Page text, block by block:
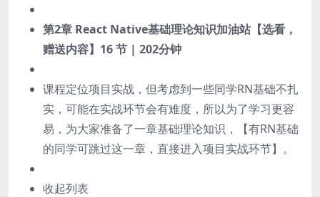
第2章 React Native基础理论知识加油站【选看，
赠送内容】 16 节 | 202分钟
课程定位项目实战，但考虑到一些同学RN基础不扎
实，可能在实战环节会有难度，所以为了学习更容
易，为大家准备了一章基础理论知识，【有RN基础
的同学可跳过这一章，直接进入项目实战环节】。
收起列表